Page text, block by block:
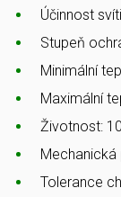
Účinnost
Stupeň
Minimální
Maximální
Životnost:
Tolerance